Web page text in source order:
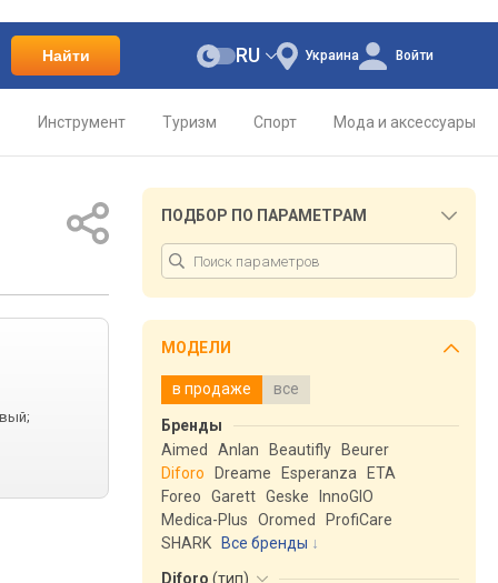
Найти Украина
RU Войти
Инструмент Туризм Спорт Мода и аксессуары
ПОДБОР ПО ПАРАМЕТРАМ
МОДЕЛИ
в продаже все
Бренды
Aimed
Anlan Beautifly
Beurer
Diforo
Dreame Esperanza
ETA
Foreo
Garett Geske
InnoGIO
Medica-Plus
Oromed
ProfiCare
SHARK
Все бренды
Diforo (тип)